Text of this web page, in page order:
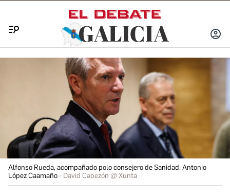
INICIAR
Alfonso Rueda, acompañado polo consejero de Sanidad, Antonio
López Caamaño
David Cabezón @ Xunta